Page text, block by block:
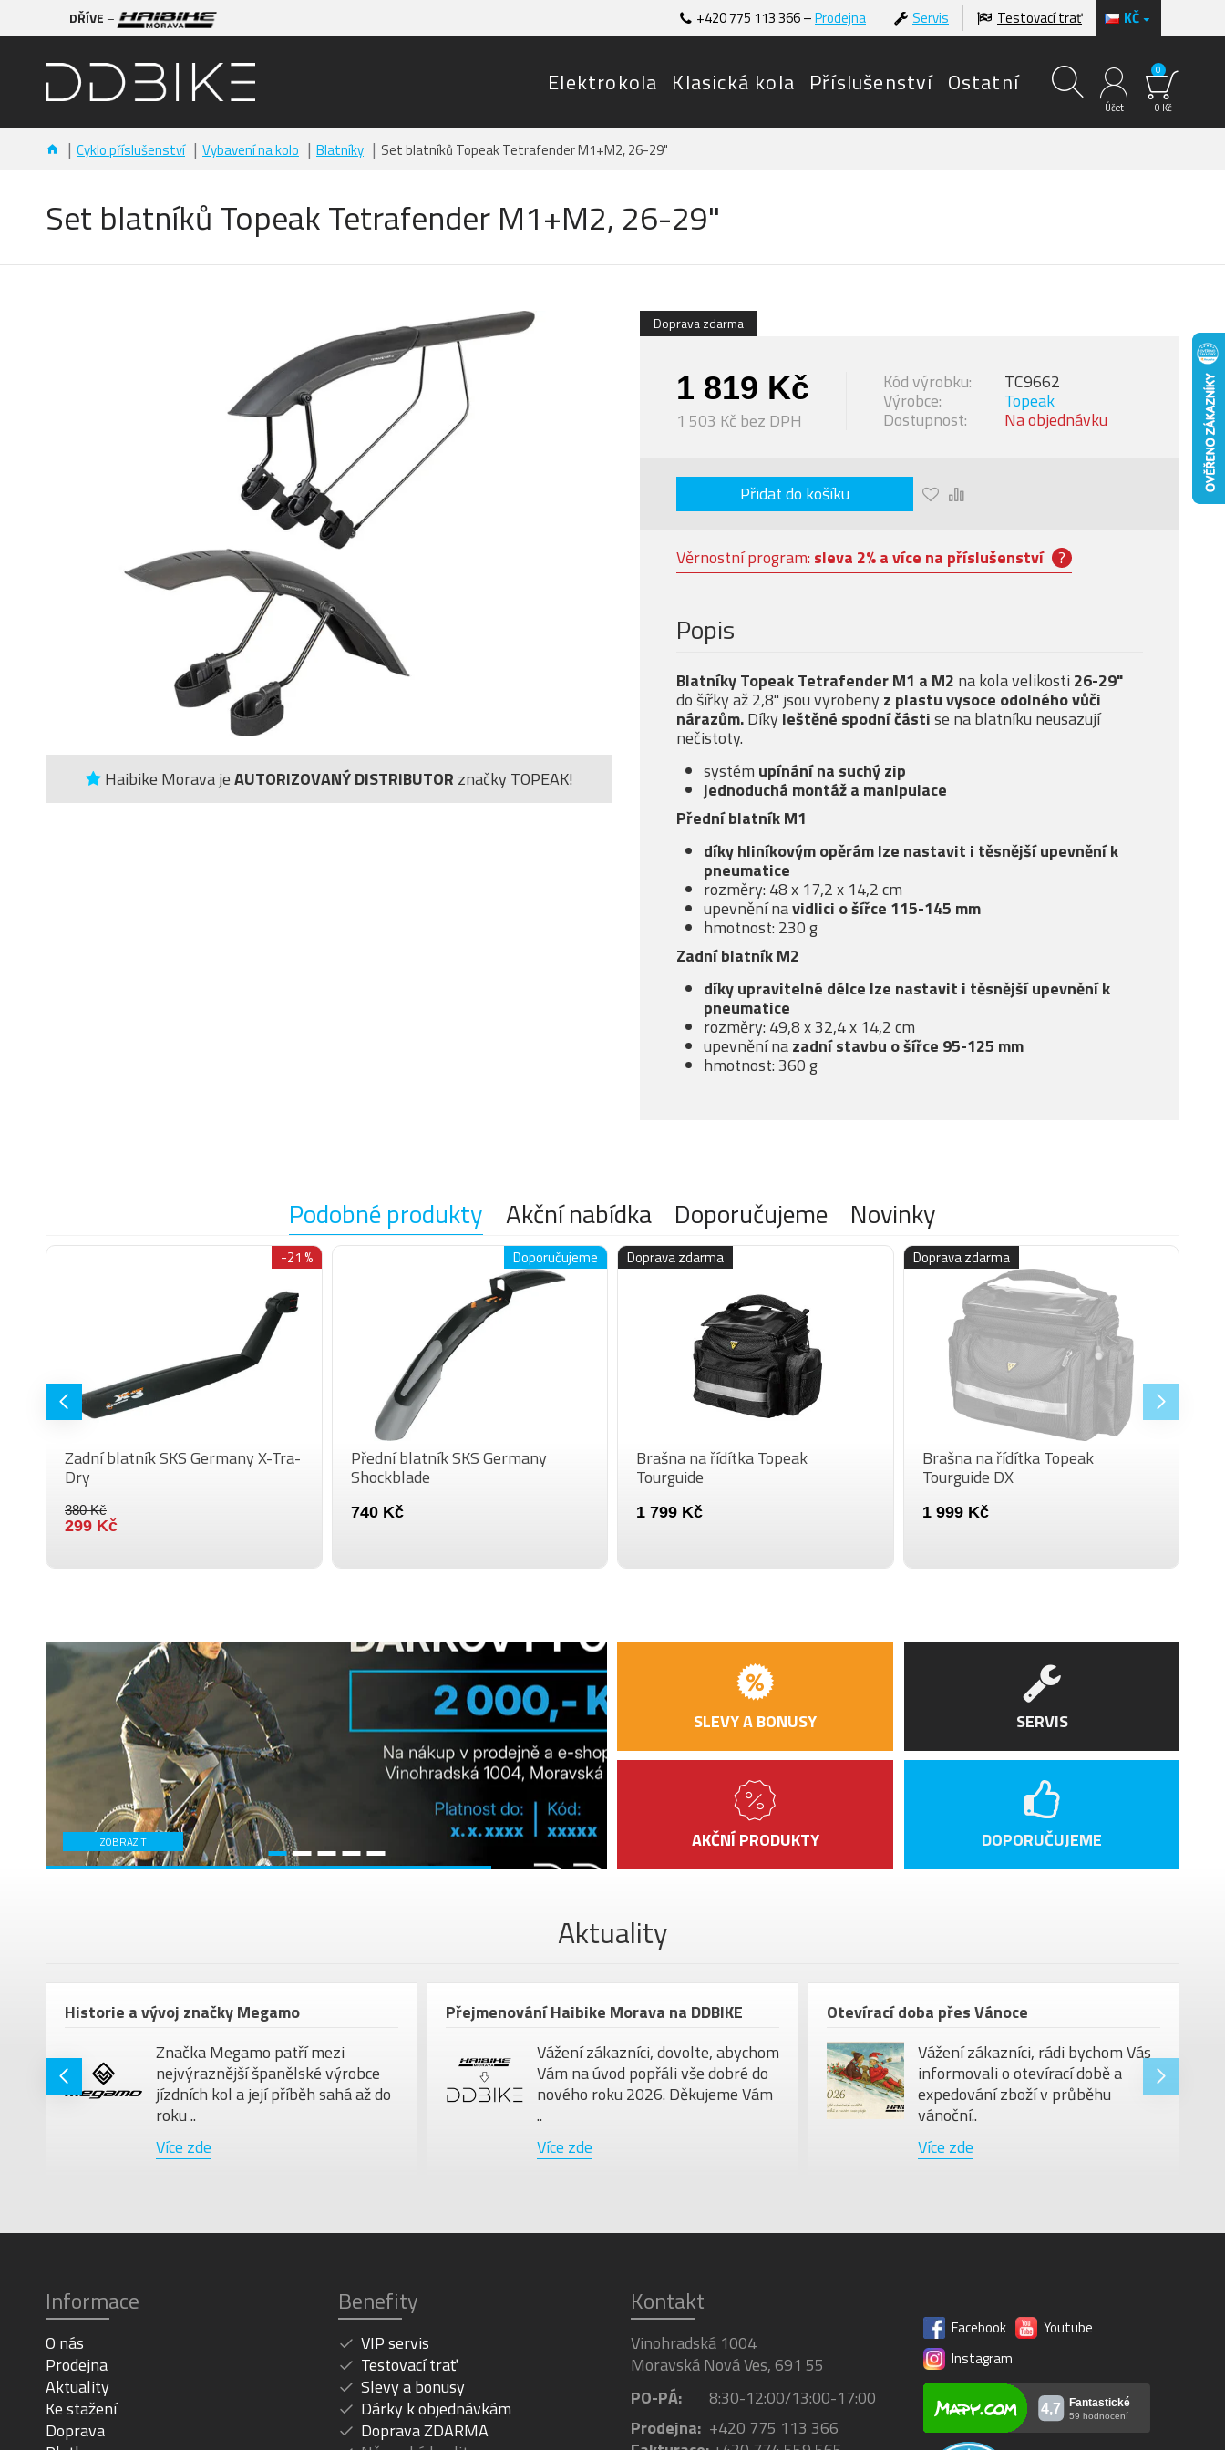
DŘÍVE – KČ
+420 775 113 366 –Prodejna Servis Testovací trať
Elektrokola Klasická kola Příslušenství Ostatní
Účet 0 Kč
0
Cyklo příslušenství Vybavení na kolo Blatníky Set blatníků Topeak Tetrafender M1+M2, 26-29"
Set blatníků Topeak Tetrafender M1+M2, 26-29"
Haibike Morava jeAUTORIZOVANÝ DISTRIBUTOR značky TOPEAK!
Doprava zdarma
1 819 Kč
1 503 Kč bez DPH Dostupnost: Na objednávku
Výrobce: Topeak
Kód výrobku: TC9662
Přidat do košíku
Věrnostní program: sleva 2% a více na příslušenství ?
Popis
Blatníky Topeak Tetrafender M1 a M2 na kola velikosti 26-29"
došířky až 2,8" jsou vyrobeny z plastu vysoce odolného vůči
nárazům.Díky leštěné spodní částise na blatníku neusazují
nečistoty.
systém upínání na suchý zip
jednoduchá montáž a manipulace
Přední blatník M1
díky hliníkovým opěrám lze nastavit i těsnější upevnění k
pneumatice
rozměry: 48 x 17,2 x 14,2 cm
upevnění navidlici o šířce 115-145 mm
hmotnost: 230 g
Zadní blatník M2
díky upravitelné délce lze nastavit i těsnější upevnění k
pneumatice
rozměry: 49,8 x 32,4 x 14,2 cm
upevnění nazadní stavbu o šířce 95-125 mm
hmotnost: 360 g
Podobné produkty Akční nabídka Doporučujeme Novinky
-21 %
Zadní blatník SKS Germany X-Tra-
Dry
380 Kč
299 Kč
Doporučujeme
Přední blatník SKS Germany
Shockblade
740 Kč
Doprava zdarma
Brašna na řídítka Topeak
Tourguide
1 799 Kč
Doprava zdarma
Brašna na řídítka Topeak
Tourguide DX
1 999 Kč
ZOBRAZIT
SLEVY A BONUSY
AKČNÍ PRODUKTY
SERVIS
DOPORUČUJEME
Aktuality
Historie a vývoj značky Megamo
Značka Megamo patří mezi
nejvýraznější španělské výrobce
jízdních kol a její příběh sahá až do
roku ..
Více zde
Přejmenování Haibike Morava na DDBIKE
Vážení zákazníci, dovolte, abychom
Vám na úvod popřáli vše dobré do
nového roku 2026. Děkujeme Vám
..
Více zde
Otevírací doba přes Vánoce
Vážení zákazníci, rádi bychom Vás
informovali o otevírací době a
expedování zboží v průběhu
vánoční..
Více zde
Informace
O nás
Prodejna
Aktuality
Ke stažení
Doprava
Benefity
VIP servis
Testovací trať
Slevy a bonusy
Dárky k objednávkám
Doprava ZDARMA
Kontakt
Vinohradská 1004
Moravská Nová Ves, 691 55
PO-PÁ:
8:30-12:00/13:00-17:00
Prodejna: +420 775 113 366
Facebook
Youtube
Instagram